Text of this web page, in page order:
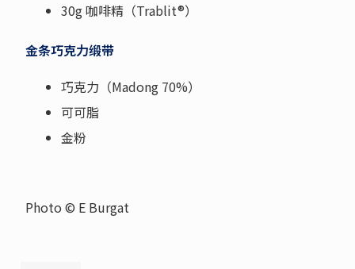
30g 咖啡精（Trablit®）
金条巧克力缎带
巧克力（Madong 70%）
可可脂
金粉
Photo © E Burgat